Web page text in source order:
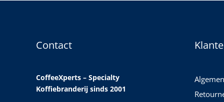
Contact
CoffeeXperts – Specialty
Koffiebranderij sinds 2001